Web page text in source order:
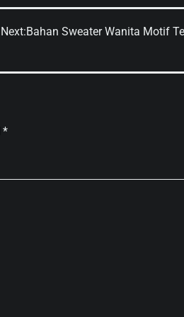
Next:Bahan Sweater Wanita Motif
*